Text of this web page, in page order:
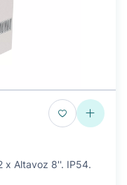
x Altavoz 8''. IP54.